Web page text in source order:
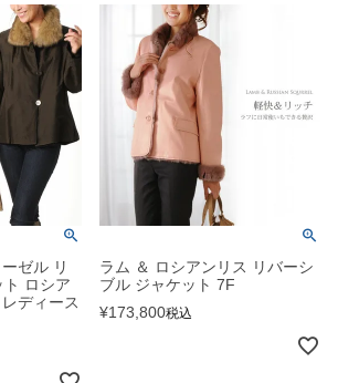
ゼル リ
ロシア
ディース
ラム ＆ ロシアンリス リバーシ
ブル ジャケット 7F
¥173,800税込